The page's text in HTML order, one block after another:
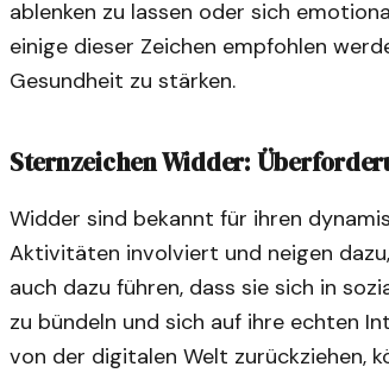
ablenken zu lassen oder sich
einige dieser Zeichen empfohlen
Gesundheit zu stärken.
Sternzeichen Widder:
Widder sind bekannt für ihren
Aktivitäten involviert und neigen
auch dazu führen, dass sie sich in
zu bündeln und sich auf ihre echten
von der digitalen Welt zurückziehen,